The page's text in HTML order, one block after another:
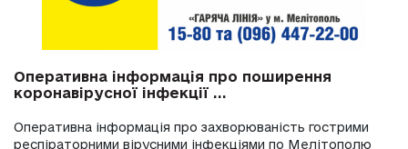
Оперативна інформація про поширення
коронавірусної інфекції ...
Оперативна інформація про захворюваність гострими
респіраторними вірусними інфекціями по Мелітополю